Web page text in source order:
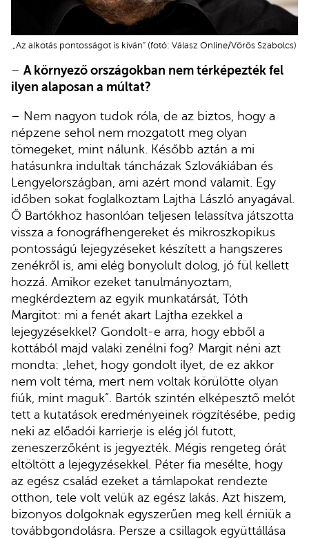
„Az alkotás pontosságot is kíván” (fotó: Válasz Online/Vörös Szabolcs)
– A környező országokban nem térképezték fel
ilyen alaposan a múltat?
– Nem nagyon tudok róla, de az biztos, hogy a
népzene sehol nem mozgatott meg olyan
tömegeket, mint nálunk. Később aztán a mi
hatásunkra indultak táncházak Szlovákiában és
Lengyelországban, ami azért mond valamit. Egy
időben sokat foglalkoztam Lajtha László anyagával.
Ő Bartókhoz hasonlóan teljesen lelassítva játszotta
vissza a fonográfhengereket és mikroszkopikus
pontosságú lejegyzéseket készített a hangszeres
zenékről is, ami elég bonyolult dolog, jó fül kellett
hozzá. Amikor ezeket tanulmányoztam,
megkérdeztem az egyik munkatársát, Tóth
Margitot: mi a fenét akart Lajtha ezekkel a
lejegyzésekkel? Gondolt-e arra, hogy ebből a
kottából majd valaki zenélni fog? Margit néni azt
mondta: „lehet, hogy gondolt ilyet, de ez akkor
nem volt téma, mert nem voltak körülötte olyan
fiúk, mint maguk”. Bartók szintén elképesztő melót
tett a kutatások eredményeinek rögzítésébe, pedig
neki az előadói karrierje is elég jól futott,
zeneszerzőként is jegyezték. Mégis rengeteg órát
eltöltött a lejegyzésekkel. Péter fia mesélte, hogy
az egész család ezeket a támlapokat rendezte
otthon, tele volt velük az egész lakás. Azt hiszem,
bizonyos dolgoknak egyszerűen meg kell érniük a
továbbgondolásra. Persze a csillagok együttállása